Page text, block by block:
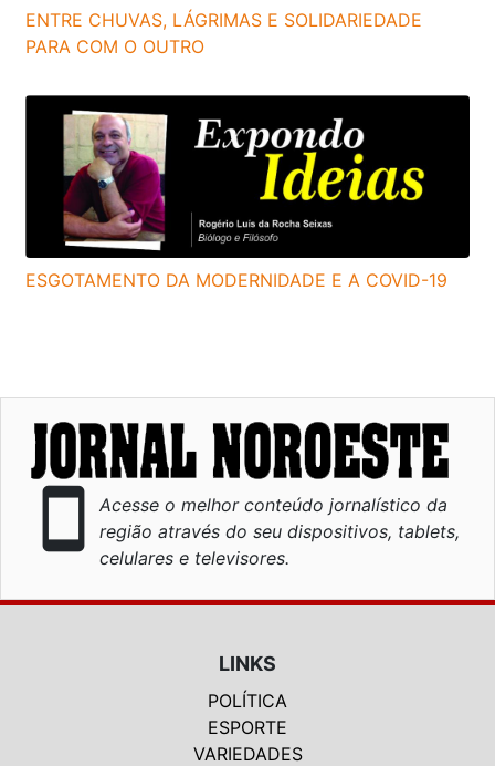
ENTRE CHUVAS, LÁGRIMAS E SOLIDARIEDADE
PARA COM O OUTRO
ESGOTAMENTO DA MODERNIDADE E A COVID-19
smartphone
Acesse o melhor conteúdo jornalístico da
região através do seu dispositivos, tablets,
celulares e televisores.
LINKS
POLÍTICA
ESPORTE
VARIEDADES